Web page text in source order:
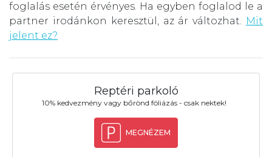
foglalás esetén érvényes. Ha egyben foglalod le a
partner irodánkon keresztül, az ár változhat.
Mit
jelent ez?
Reptéri parkoló
10% kedvezmény vagy bőrönd fóliázás - csak nektek!
MEGNÉZEM